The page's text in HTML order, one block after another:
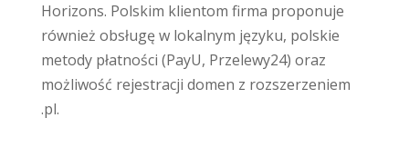
Horizons. Polskim klientom firma proponuje
również obsługę w lokalnym języku, polskie
metody płatności (PayU, Przelewy24) oraz
możliwość rejestracji domen z rozszerzeniem
.pl.